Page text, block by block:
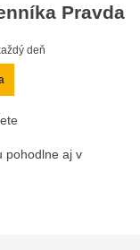
Pravda
deň
pohodlne aj v